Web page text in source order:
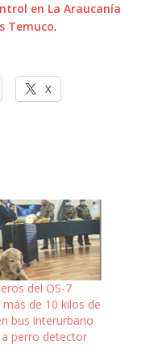
en La Araucanía
Temuco.
X
del OS-7
de 10 kilos de
bus interurbano
a perro detector